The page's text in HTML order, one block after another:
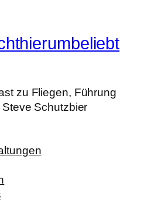
zu Fliegen, Führung
Schutzbier